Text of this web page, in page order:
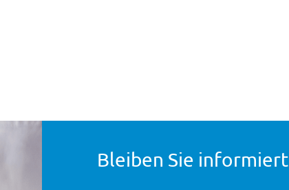
Bleiben Sie informiert